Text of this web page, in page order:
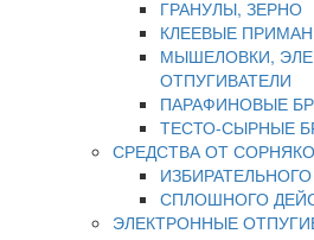
ГРАНУЛЫ, ЗЕРНО
КЛЕЕВЫЕ
МЫШЕЛОВКИ,
ОТПУГИВАТЕЛИ
ПАРАФИНОВЫЕ
ТЕСТО-СЫРНЫЕ
СРЕДСТВА ОТ
СПЛОШНОГО
ЭЛЕКТРОННЫЕ